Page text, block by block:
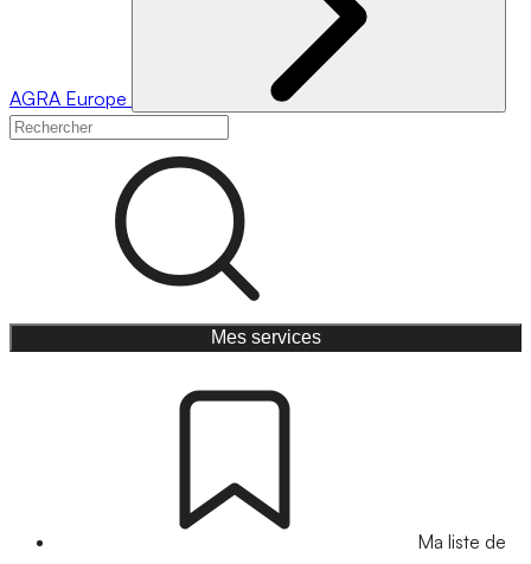
AGRA Europe
Mes services
Ma liste de